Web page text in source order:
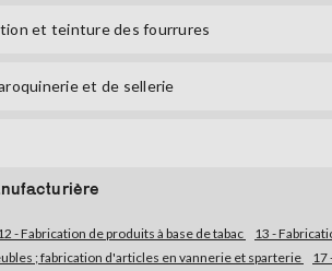
et teinture des fourrures
et de sellerie
- Fabrication de produits à base de tabac 13 -
; fabrication d'articles en vannerie et sparterie
17